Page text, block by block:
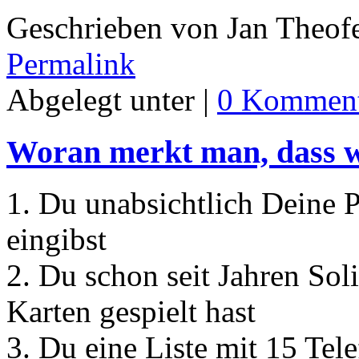
Geschrieben von Jan
Permalink
Abgelegt unter | 0
Woran merkt man, dass
1. Du unabsichtlich Deine
eingibst
2. Du schon seit Jahren
Karten gespielt hast
3. Du eine Liste mit 15